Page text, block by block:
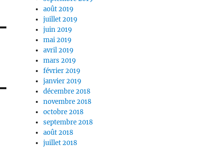
août 2019
juillet 2019
juin 2019
mai 2019
avril 2019
mars 2019
février 2019
janvier 2019
décembre 2018
novembre 2018
octobre 2018
septembre 2018
août 2018
juillet 2018